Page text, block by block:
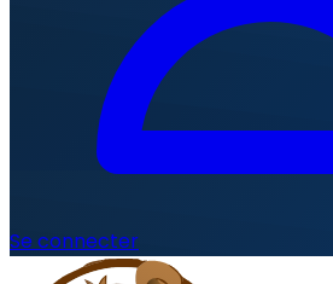
Se connecter